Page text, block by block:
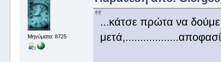
Μηνύματα: 8725
...κάτσε πρώτα να